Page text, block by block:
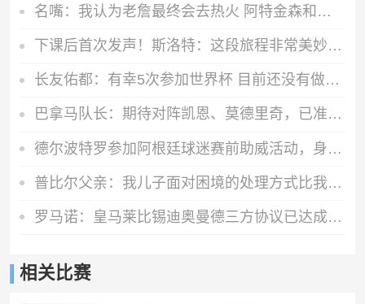
名嘴：我认为老詹最终会去热火 阿特金森和斯波执教水准差异很大
下课后首次发声！斯洛特：这段旅程非常美妙，对上赛季夺冠很感激
长友佑都：有幸5次参加世界杯 目前还没有做未来规划有可能退役
巴拿马队长：期待对阵凯恩、莫德里奇，已准备好再次迎战英格兰
德尔波特罗参加阿根廷球迷赛前助威活动，身穿梅西球衣
普比尔父亲：我儿子面对困境的处理方式比我成熟，他想在马竞踢球
罗马诺：皇马莱比锡迪奥曼德三方协议已达成，在等莱比锡找替代者
相关比赛